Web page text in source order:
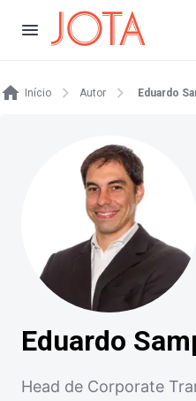
Início Autor Eduardo
Eduardo
Head de Corporate